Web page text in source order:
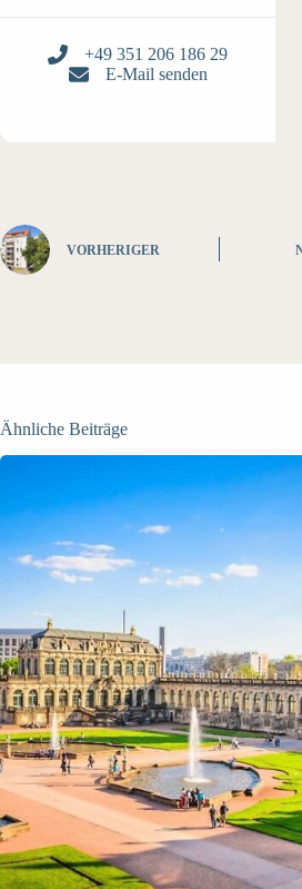
+49 351 206 186 29
E-Mail senden
VORHERIGER
Ähnliche Beiträge